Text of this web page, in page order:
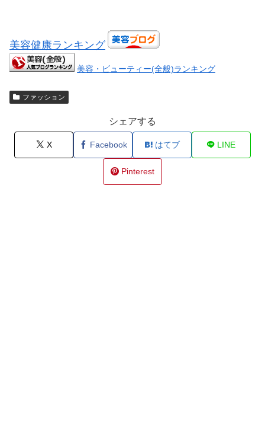
美容健康ランキング
美容・ビューティー(全般)ランキング
ファッション
シェアする
X Facebook はてブ LINE
Pinterest